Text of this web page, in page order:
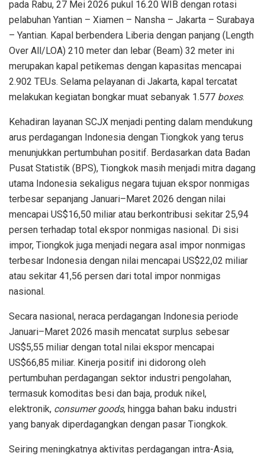
pada Rabu, 27 Mei 2026 pukul 16.20 WIB dengan rotasi
pelabuhan Yantian – Xiamen – Nansha – Jakarta – Surabaya
– Yantian. Kapal berbendera Liberia dengan panjang (Length
Over All/LOA) 210 meter dan lebar (Beam) 32 meter ini
merupakan kapal petikemas dengan kapasitas mencapai
2.902 TEUs. Selama pelayanan di Jakarta, kapal tercatat
melakukan kegiatan bongkar muat sebanyak 1.577 boxes.
Kehadiran layanan SCJX menjadi penting dalam mendukung
arus perdagangan Indonesia dengan Tiongkok yang terus
menunjukkan pertumbuhan positif. Berdasarkan data Badan
Pusat Statistik (BPS), Tiongkok masih menjadi mitra dagang
utama Indonesia sekaligus negara tujuan ekspor nonmigas
terbesar sepanjang Januari–Maret 2026 dengan nilai
mencapai US$16,50 miliar atau berkontribusi sekitar 25,94
persen terhadap total ekspor nonmigas nasional. Di sisi
impor, Tiongkok juga menjadi negara asal impor nonmigas
terbesar Indonesia dengan nilai mencapai US$22,02 miliar
atau sekitar 41,56 persen dari total impor nonmigas
nasional.
Secara nasional, neraca perdagangan Indonesia periode
Januari–Maret 2026 masih mencatat surplus sebesar
US$5,55 miliar dengan total nilai ekspor mencapai
US$66,85 miliar. Kinerja positif ini didorong oleh
pertumbuhan perdagangan sektor industri pengolahan,
termasuk komoditas besi dan baja, produk nikel,
elektronik, consumer goods, hingga bahan baku industri
yang banyak diperdagangkan dengan pasar Tiongkok.
Seiring meningkatnya aktivitas perdagangan intra-Asia,